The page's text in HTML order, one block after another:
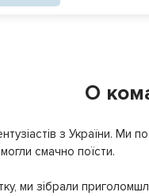
О
з України. Ми
смачно поїсти.
ми зібрали